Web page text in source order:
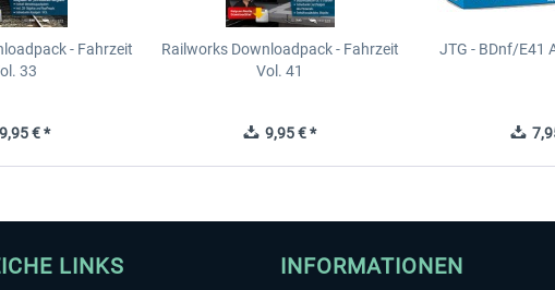
- Fahrzeit
33
€ *
Railworks Downloadpack - Fahrzeit
Vol. 41
9,95 € *
JTG - BDnf/E41
LINKS INFORMATIONEN